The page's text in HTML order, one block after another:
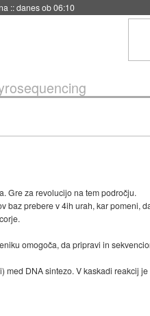
::danes ob 06:10
Gre za revolucijo na tem področju.
baz prebere v 4ih urah, kar pomeni,
omogoča, da pripravi in
med DNA sintezo. V kaskadi